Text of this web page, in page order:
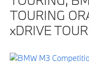
TOURING
xDRIVE